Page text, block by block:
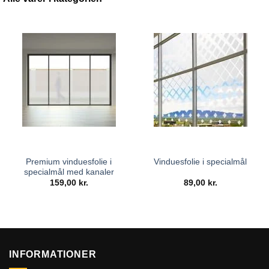
skabe et design, der passer perfekt ind i dit rum. Fra
kontorlogi til hjemmedekoration, mulighederne er
uendelige.
Anvendelse
Folien er yderst alsidig og kan bruges i mange forskellige
Kontorer:Perfekt til at skabe private mødelokaler eller
individuelle arbejdsstationer i åbne kontorlandskaber.
samtidig med at kundens privatliv bevares indenfor.
Premium vinduesfolie i
specialmål med kanaler
159,00 kr.
Vinduesfolie i specialmål
89,00 kr.
INFORMATIONER